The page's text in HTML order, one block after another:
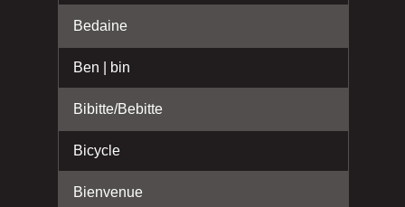
Bedaine
Ben | bin
Bibitte/Bebitte
Bicycle
Bienvenue